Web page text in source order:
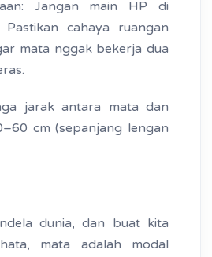
Jangan main HP di
cahaya ruangan
mata nggak bekerja dua
jarak antara mata dan
cm (sepanjang lengan
dunia, dan buat kita
mata adalah modal